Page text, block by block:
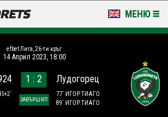
МЕНЮ
efbet Лига, 26-ти кръг
14 Април 2023, 18:00
1 : 2
ЗАВЪРШИЛ
Лудогорец
77´ ИГОР ТИАГО
89´ ИГОР ТИАГО